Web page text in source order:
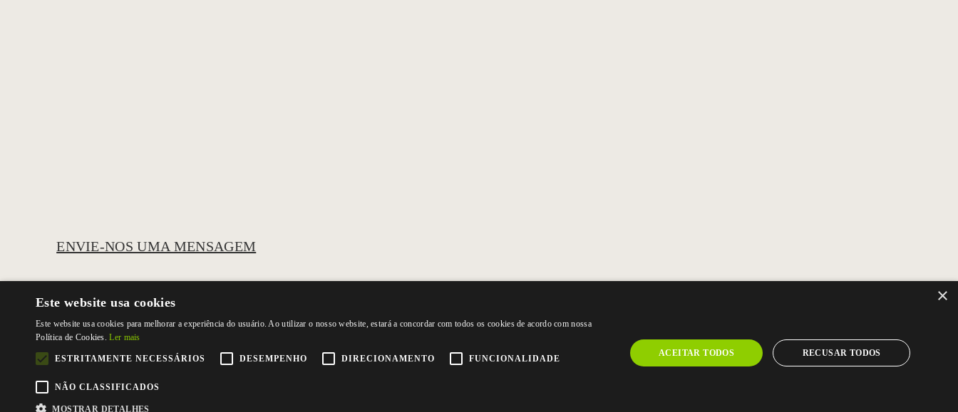
ENVIE-NOS UMA MENSAGEM
×
Este website usa cookies
Este website usa cookies para melhorar a experiência do usuário. Ao utilizar o nosso website, estará a concordar com todos os cookies de acordo com nossa
Política de Cookies.Ler mais
ESTRITAMENTE NECESSÁRIOS DESEMPENHO DIRECIONAMENTO FUNCIONALIDADE
NÃO CLASSIFICADOS
MOSTRAR DETALHES
ACEITAR TODOS RECUSAR TODOS